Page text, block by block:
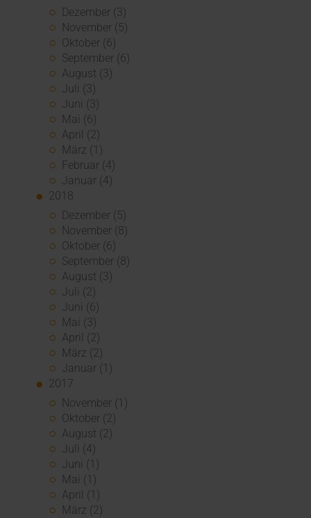
Dezember (3)
November (5)
Oktober (6)
September (6)
August (3)
Juli (3)
Juni (3)
Mai (6)
April (2)
März (1)
Februar (4)
Januar (4)
2018
Dezember (5)
November (8)
Oktober (6)
September (8)
August (3)
Juli (2)
Juni (6)
Mai (3)
April (2)
März (2)
Januar (1)
2017
November (1)
Oktober (2)
August (2)
Juli (4)
Juni (1)
Mai (1)
April (1)
März (2)